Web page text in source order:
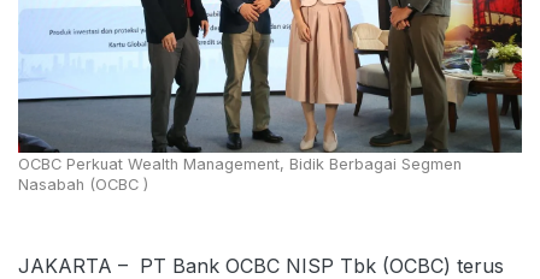
OCBC Perkuat Wealth Management, Bidik Berbagai Segmen
Nasabah (OCBC )
JAKARTA – PT Bank OCBC NISP Tbk (OCBC) terus